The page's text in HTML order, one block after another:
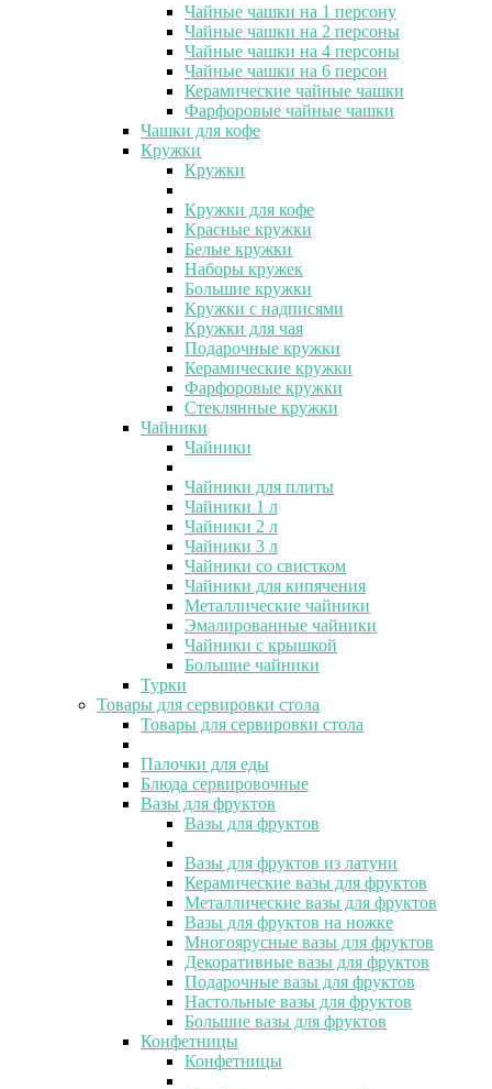
Чайные чашки на 1 персону
Чайные чашки на 2 персоны
Чайные чашки на 4 персоны
Чайные чашки на 6 персон
Керамические чайные чашки
Фарфоровые чайные чашки
Чашки для кофе
Кружки
Кружки
Кружки для кофе
Красные кружки
Белые кружки
Наборы кружек
Большие кружки
Кружки с надписями
Кружки для чая
Подарочные кружки
Керамические кружки
Фарфоровые кружки
Стеклянные кружки
Чайники
Чайники
Чайники для плиты
Чайники 1 л
Чайники 2 л
Чайники 3 л
Чайники со свистком
Чайники для кипячения
Металлические чайники
Эмалированные чайники
Чайники с крышкой
Большие чайники
Турки
Товары для сервировки стола
Товары для сервировки стола
Палочки для еды
Блюда сервировочные
Вазы для фруктов
Вазы для фруктов
Вазы для фруктов из латуни
Керамические вазы для фруктов
Металлические вазы для фруктов
Вазы для фруктов на ножке
Многоярусные вазы для фруктов
Декоративные вазы для фруктов
Подарочные вазы для фруктов
Настольные вазы для фруктов
Большие вазы для фруктов
Конфетницы
Конфетницы